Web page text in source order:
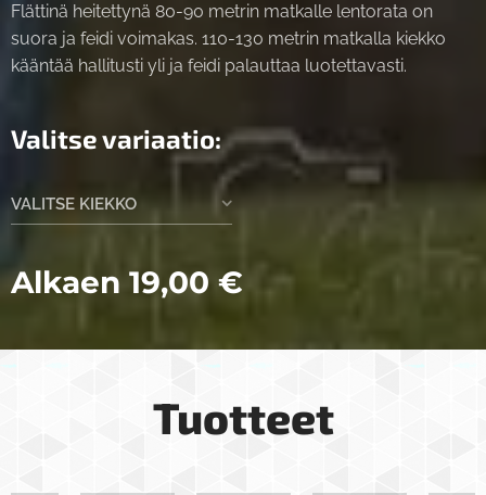
Flättinä heitettynä 80-90 metrin matkalle lentorata on
suora ja feidi voimakas. 110-130 metrin matkalla kiekko
kääntää hallitusti yli ja feidi palauttaa luotettavasti.
Valitse variaatio:
VALITSE KIEKKO
Alkaen 19,00 €
Tuotteet